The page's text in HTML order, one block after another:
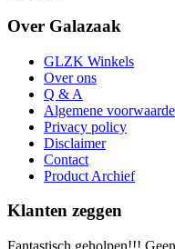
Over Galazaak
GLZK Winkels
Over ons
Q & A
Algemene
Privacy policy
Disclaimer
Contact
Product Archief
Klanten zeggen
Fantastisch geholpen!!!